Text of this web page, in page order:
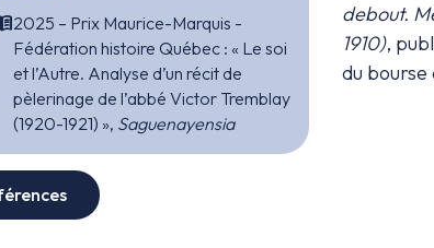
2025 – Prix Maurice-Marquis -
Fédération histoire Québec : « Le soi
et l’Autre. Analyse d’un récit de
pèlerinage de l’abbé Victor Tremblay
(1920-1921) », Saguenayensia
debout.
1910),
du